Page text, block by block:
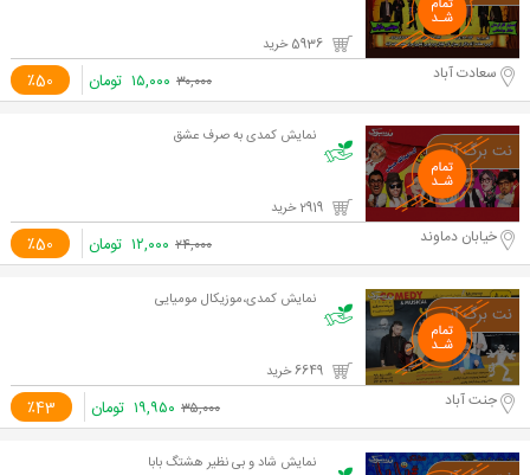
٪50 سعادت آباد ۳۰,۰۰۰ ۱۵,۰۰۰ تومان
نمایش کمدی به صرف عشق
٪50 خیابان دماوند ۲۴,۰۰۰ ۱۲,۰۰۰ تومان
نمایش کمدی،موزیکال مومیایی
٪43 جنت آباد ۳۵,۰۰۰ ۱۹,۹۵۰ تومان
نمایش شاد و بی نظیر هشتگ بابا